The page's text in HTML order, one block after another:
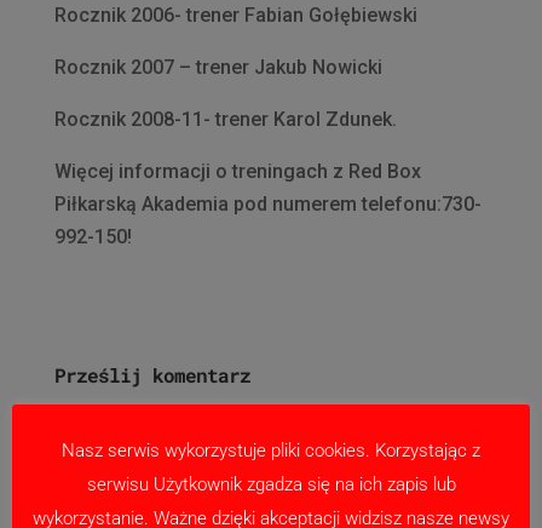
Rocznik 2006- trener Fabian Gołębiewski
Rocznik 2007 – trener Jakub Nowicki
Rocznik 2008-11- trener Karol Zdunek.
Więcej informacji o treningach z Red Box
Piłkarską Akademia pod numerem telefonu:730-
992-150!
Prześlij komentarz
Wymagane pola są oznaczone*
Nasz serwis wykorzystuje pliki cookies. Korzystając z
serwisu Użytkownik zgadza się na ich zapis lub
wykorzystanie. Ważne dzięki akceptacji widzisz nasze newsy